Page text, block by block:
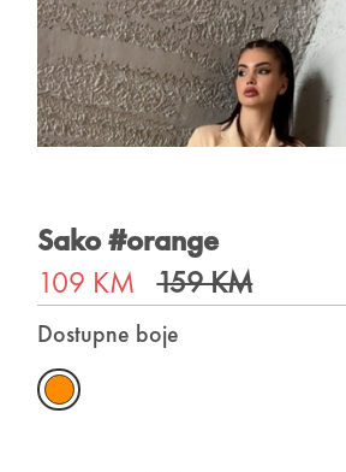
Sako #orange
109 KM159 KM
Dostupne boje